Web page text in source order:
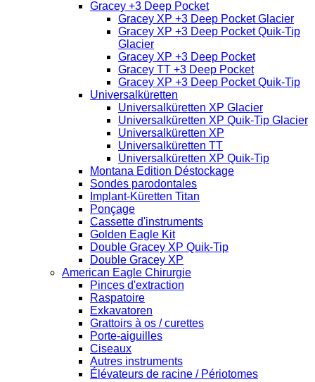
Gracey +3 Deep Pocket
Gracey XP +3 Deep Pocket Glacier
Gracey XP +3 Deep Pocket Quik-Tip
Glacier
Gracey XP +3 Deep Pocket
Gracey TT +3 Deep Pocket
Gracey XP +3 Deep Pocket Quik-Tip
Universalküretten
Universalküretten XP Glacier
Universalküretten XP Quik-Tip Glacier
Universalküretten XP
Universalküretten TT
Universalküretten XP Quik-Tip
Montana Edition Déstockage
Sondes parodontales
Implant-Küretten Titan
Ponçage
Cassette d'instruments
Golden Eagle Kit
Double Gracey XP Quik-Tip
Double Gracey XP
American Eagle Chirurgie
Pinces d'extraction
Raspatoire
Exkavatoren
Grattoirs à os / curettes
Porte-aiguilles
Ciseaux
Autres instruments
Élévateurs de racine / Périotomes